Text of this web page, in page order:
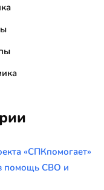
«СПКпомогает»
помощь СВО и